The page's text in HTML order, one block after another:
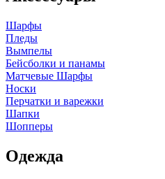
Шарфы
Пледы
Вымпелы
Бейсболки и панамы
Матчевые Шарфы
Носки
Перчатки и варежки
Шапки
Шопперы
Одежда